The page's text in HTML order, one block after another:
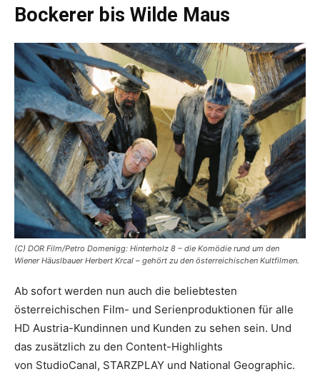
Bockerer bis Wilde Maus
(C) DOR Film/Petro Domenigg: Hinterholz 8 – die Komödie rund um den
Wiener Häuslbauer Herbert Krcal – gehört zu den österreichischen Kultfilmen.
Ab sofort werden nun auch die beliebtesten
österreichischen Film- und Serienproduktionen für alle
HD Austria-Kundinnen und Kunden zu sehen sein. Und
das zusätzlich zu den Content-Highlights
von StudioCanal, STARZPLAY und National Geographic.